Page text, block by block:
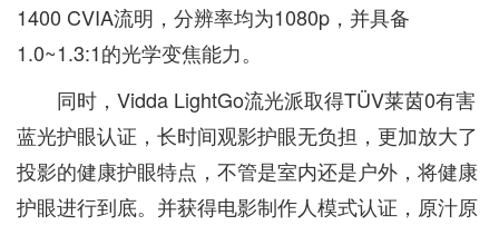
1400 CVIA流明，分辨率均为1080p，并具备
1.0~1.3:1的光学变焦能力。
同时，Vidda LightGo流光派取得TÜV莱茵0有害
蓝光护眼认证，长时间观影护眼无负担，更加放大了
投影的健康护眼特点，不管是室内还是户外，将健康
护眼进行到底。并获得电影制作人模式认证，原汁原